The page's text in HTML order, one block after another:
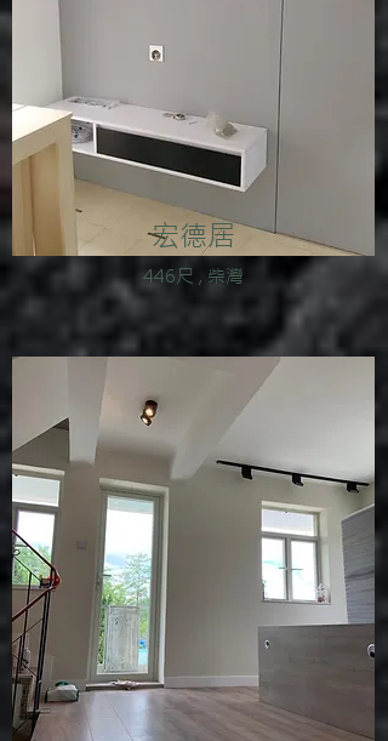
宏德居
446尺 , 柴灣